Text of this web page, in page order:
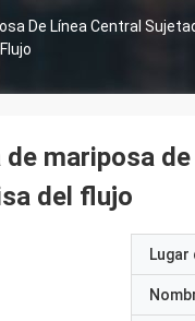
De Línea Central
de mariposa
del flujo
Lugar